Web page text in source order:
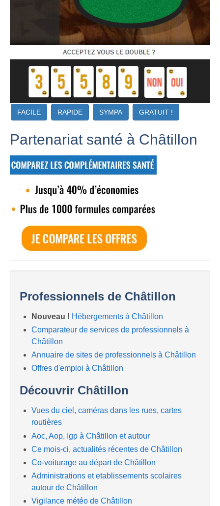
FACILE RAPIDE SYMPA GRATUIT !
Partenariat santé à Châtillon
Professionnels de Châtillon
Nouveau ! Hébergements à Châtillon
Comparateur de services de professionnels à
Châtillon
Annuaire de sites de professionnels à Châtillon
Offres d'emploi à Châtillon
Découvrir Châtillon
Vues du ciel, caméras dans les rues, cartes
routières
Aoc, Aop, Igp à Châtillon et autour
Ce mois-ci, actualités récentes de Châtillon
Co-voiturage au départ de Châtillon
Administrations et etablissements scolaires
autour de Châtillon
Vigilance météo de Châtillon